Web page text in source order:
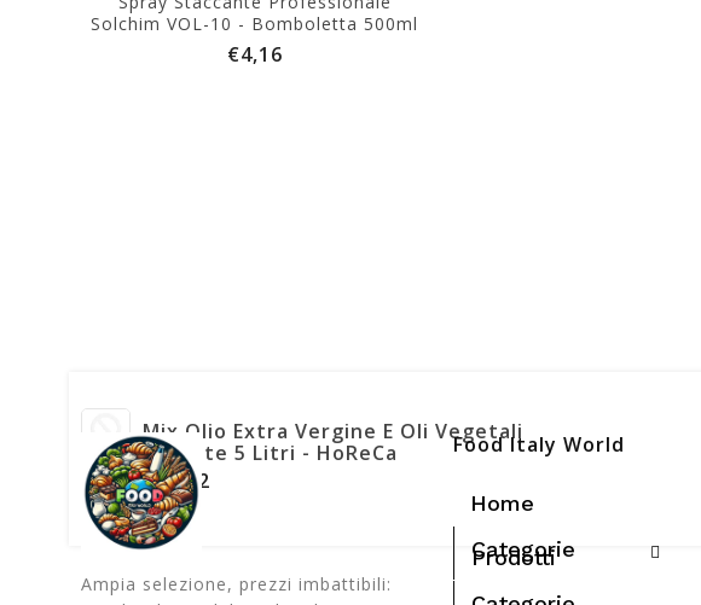
Solchim VOL-10 - Bomboletta 500ml
€4,16
Mix Olio Extra Vergine E Oli Vegetali
Levante 5 Litri - HoReCa
€23,42
Ampia selezione, prezzi imbattibili:
Food Italy World
Home
Categorie
Prodotti